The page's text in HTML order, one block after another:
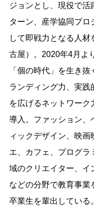
ジョンとし、現役で
ターン、産学協同プロ
して即戦力となる人
古屋）。2020年4月よ
「個の時代」を生き
ランディング力、実践
を広げるネットワー
導入。ファッション、
ィックデザイン、映
エ、カフェ、プログラ
域のクリエイター、イ
などの分野で教育事
卒業生を輩出している。